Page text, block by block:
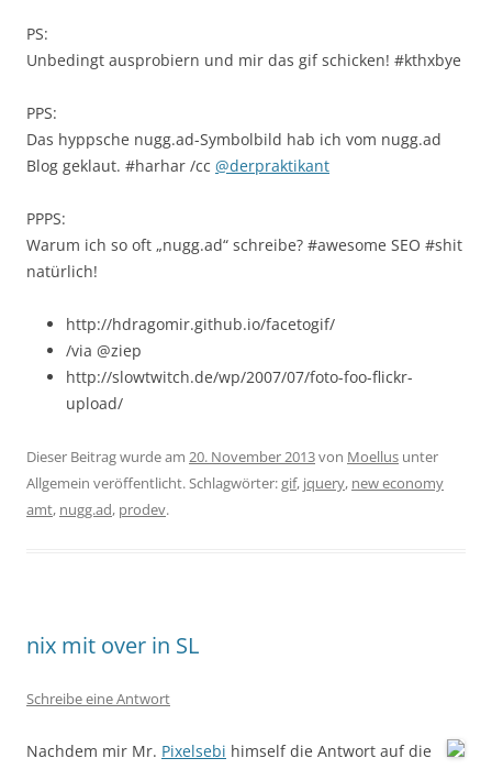
PS:
Unbedingt ausprobiern und mir das gif schicken! #kthxbye
PPS:
Das hyppsche nugg.ad-Symbolbild hab ich vom nugg.ad
Blog geklaut. #harhar /cc @derpraktikant
PPPS:
Warum ich so oft „nugg.ad“ schreibe? #awesome SEO #shit
natürlich!
http://hdragomir.github.io/facetogif/
/via @ziep
http://slowtwitch.de/wp/2007/07/foto-foo-flickr-
upload/
Dieser Beitrag wurde am 20. November 2013von Moellus unter
Allgemein veröffentlicht. Schlagwörter:gif, jquery, new economy
amt, nugg.ad, prodev.
nix mit over in SL
Schreibe eine Antwort
Nachdem mir Mr. Pixelsebi himself die Antwort auf die